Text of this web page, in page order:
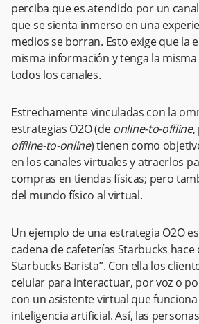
perciba que es atendido por un
que se sienta inmerso en una
medios se borran. Esto exige que la
misma información y tenga la
todos los canales.
Estrechamente vinculadas con la
estrategias O2O (deonline-to-offline,
offline-to-online) tienen como
en los canales virtuales y atraerlos
compras en tiendas físicas; pero
del mundo físico al virtual.
Un ejemplo de una estrategia O2O
cadena de cafeterías Starbucks hace
Starbucks Barista”. Con ella los
celular para interactuar, por voz o
con un asistente virtual que
inteligencia artificial. Así, las